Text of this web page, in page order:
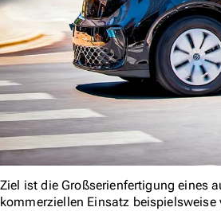
Ziel ist die Großserienfertigung eines
kommerziellen Einsatz